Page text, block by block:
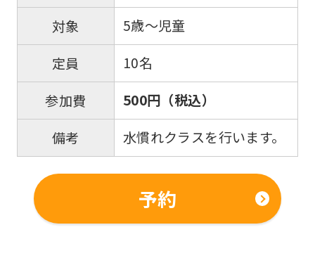
対象
5歳〜児童
定員
10名
参加費
500円（税込）
備考
水慣れクラスを行います。
予約